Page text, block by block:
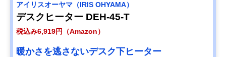
アイリスオーヤマ（IRIS OHYAMA）
デスクヒーター DEH-45-T
税込み6,919円（Amazon）
暖かさを逃さないデスク下ヒーター